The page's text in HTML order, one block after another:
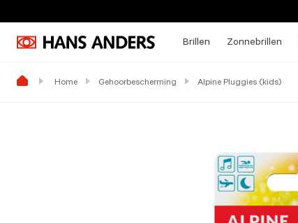
Brillen Zonnebrillen
Home Gehoorbescherming Alpine Pluggies (kids)